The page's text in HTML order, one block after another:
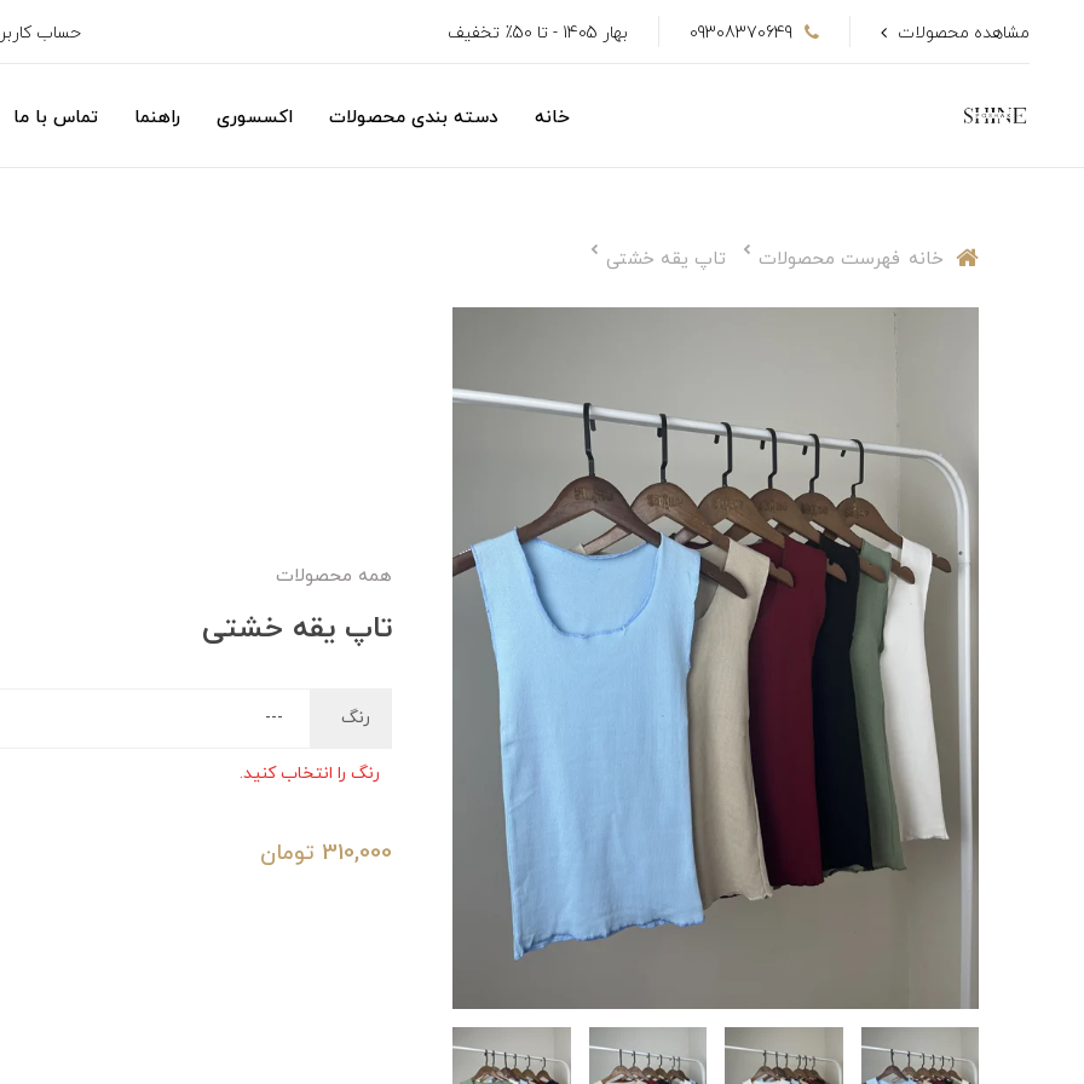
مشاهده محصولات 09308370649 بهار 1405 - تا 50٪ تخفیف حساب
خانه دسته بندی محصولات اکسسوری راهنما تماس با ما
خانه فهرست محصولات تاپ یقه خشتی
همه محصولات
تاپ یقه خشتی
رنگ
رنگ را انتخاب کنید.
310,000 تومان